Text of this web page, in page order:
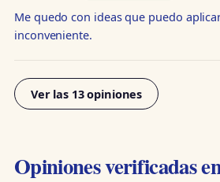
Me quedo con ideas que puedo
inconveniente.
Ver las 13 opiniones
Opiniones verificadas